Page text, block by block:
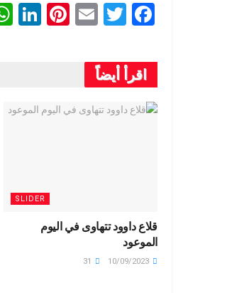
F
ce
b
o
T
tt
er
E
Pi
t
Li
n
اقرأ أيضاً
SLIDER
قلاع داوود تتهاوى في اليوم
الموعود